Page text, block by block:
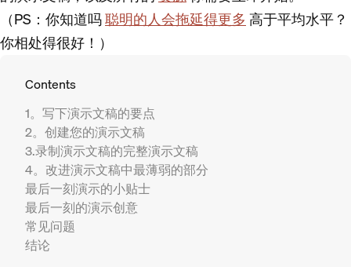
（PS：你知道吗聪明的人会拖延得更多 高于平均水平？
你相处得很好！）
Contents
1。写下演示文稿的要点
2。创建您的演示文稿
3.录制演示文稿的完整演示文稿
4。改进演示文稿中最薄弱的部分
最后一刻演示的小贴士
最后一刻的演示创意
常见问题
结论